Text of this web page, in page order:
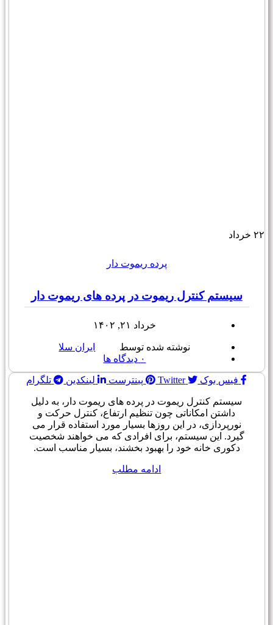
۲۲ خرداد
پرده ریموت دار
سیستم کنترل ریموت در پرده های ریموت دار
خرداد ۲۱, ۱۴۰۲
نوشته شده توسط
ایران سلا
۰ دیدگاه ها
فیس بوک Twitter پینترست لینکدین تلگرام
سیستم کنترل ریموت در پرده های ریموت دار، به دلیل
داشتن امکاناتی چون تنظیم ارتفاع، کنترل حرکت و
نورپردازی، در این روزها بسیار مورد استفاده قرار می
گیرد. این سیستم، برای افرادی که می خواهند شخصیت
دکوری خانه خود را بهبود بخشند، بسیار مناسب است.
ادامه مطلب